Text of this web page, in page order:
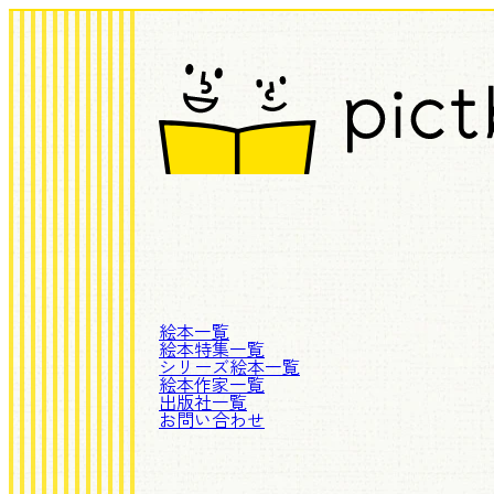
絵本一覧
絵本特集一覧
シリーズ絵本一覧
絵本作家一覧
出版社一覧
お問い合わせ